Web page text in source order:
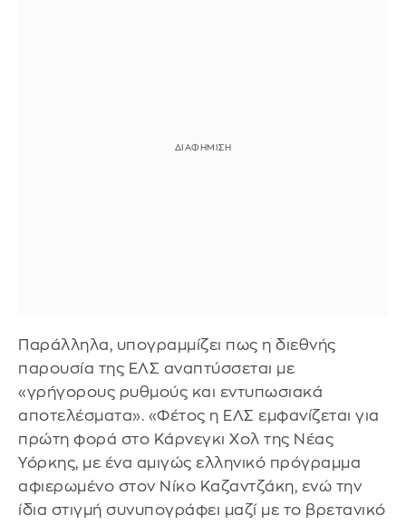
Παράλληλα, υπογραμμίζει πως η διεθνής
παρουσία της ΕΛΣ αναπτύσσεται με
«γρήγορους ρυθμούς και εντυπωσιακά
αποτελέσματα». «Φέτος η ΕΛΣ εμφανίζεται για
πρώτη φορά στο Κάρνεγκι Χολ της Νέας
Υόρκης, με ένα αμιγώς ελληνικό πρόγραμμα
αφιερωμένο στον Νίκο Καζαντζάκη, ενώ την
ίδια στιγμή συνυπογράφει μαζί με το βρετανικό